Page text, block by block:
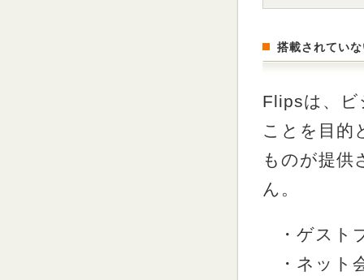
搭載されてい
Flipsは、ビ
ことを目的
ものが提供
ん。
・ゲスト
・ネット